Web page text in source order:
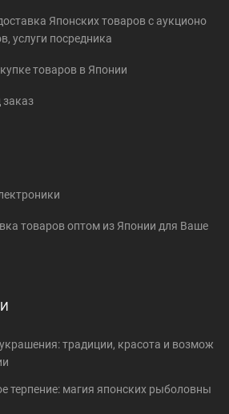
Японских товаров c аукционо
услуги посредника
товаров в Японии
товаров оптом из Японии для Ваше
традиции, красота и возмож
терпение: магия японских рыболовны